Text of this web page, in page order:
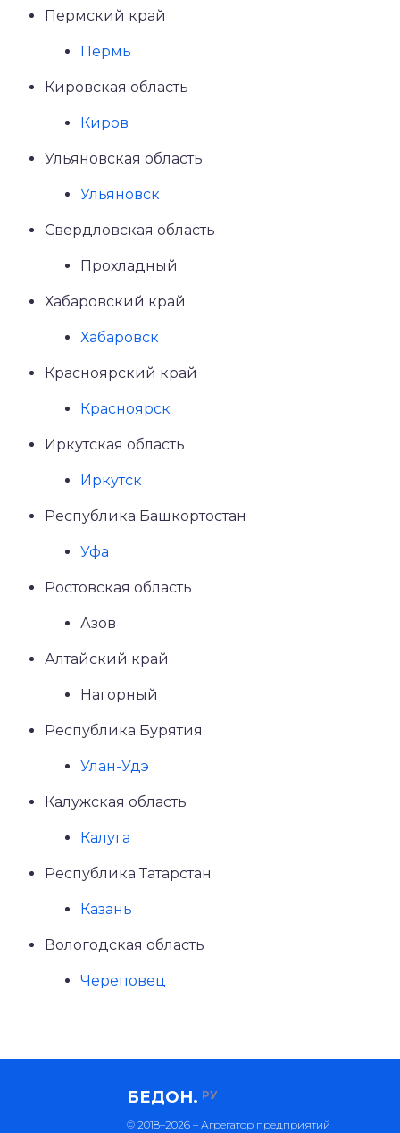
Пермский край
Пермь
Кировская область
Киров
Ульяновская область
Ульяновск
Свердловская область
Прохладный
Хабаровский край
Хабаровск
Красноярский край
Красноярск
Иркутская область
Иркутск
Республика Башкортостан
Уфа
Ростовская область
Азов
Алтайский край
Нагорный
Республика Бурятия
Улан-Удэ
Калужская область
Калуга
Республика Татарстан
Казань
Вологодская область
Череповец
БЕДОН. РУ
© 2018–2026 – Агрегатор предприятий